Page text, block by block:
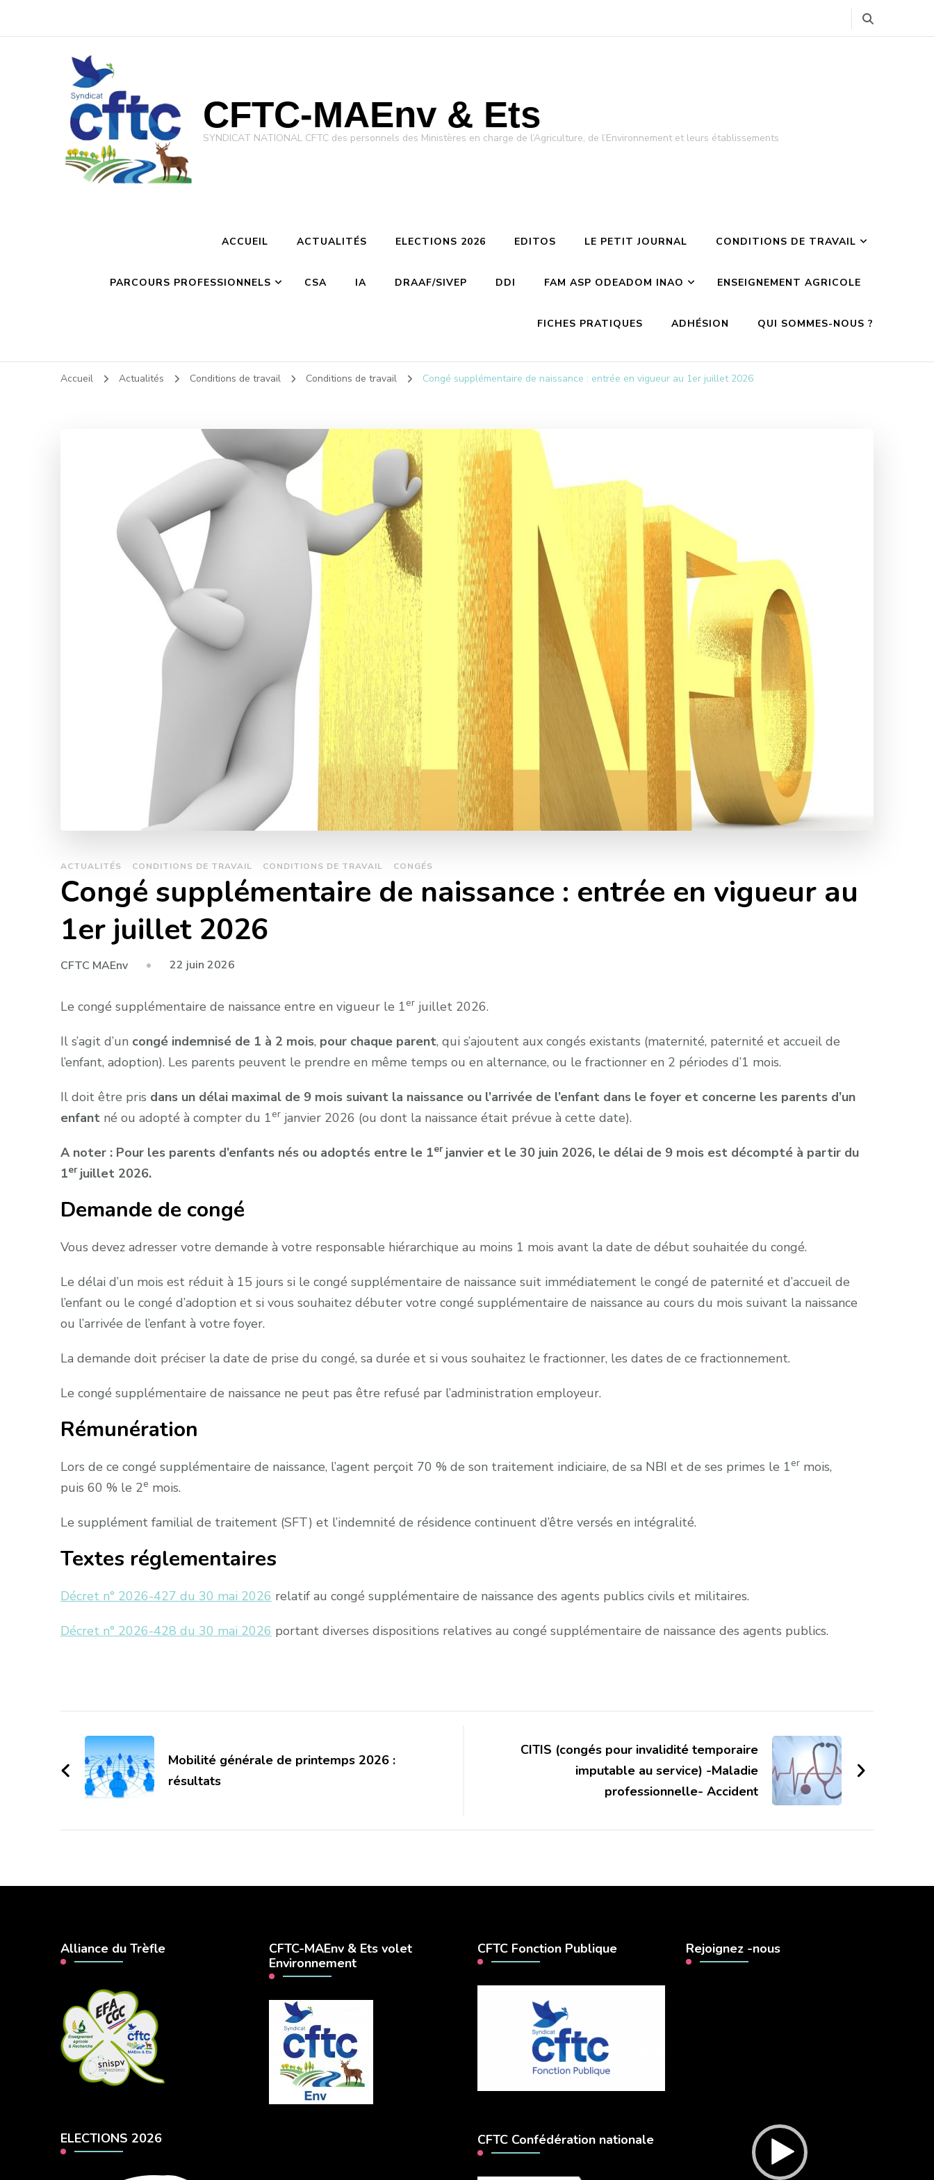
CFTC-MAEnv & Ets
SYNDICAT NATIONAL CFTC des personnels des Ministères en charge de l’Agriculture, de l’Environnement et leurs établissements
ACCUEIL ACTUALITÉS ELECTIONS 2026 EDITOS LE PETIT JOURNAL CONDITIONS DE TRAVAIL
PARCOURS PROFESSIONNELS CSA IA DRAAF/SIVEP DDI FAM ASP ODEADOM INAO ENSEIGNEMENT AGRICOLE
FICHES PRATIQUES ADHÉSION QUI SOMMES-NOUS ?
Accueil Actualités Conditions de travail Conditions de travail Congé supplémentaire de naissance : entrée en vigueur au 1er juillet 2026
ACTUALITÉS CONDITIONS DE TRAVAIL CONDITIONS DE TRAVAIL CONGÉS
Congé supplémentaire de naissance : entrée en vigueur au
1er juillet 2026
CFTC MAEnv 22 juin 2026
Le congé supplémentaire de naissance entre en vigueur le 1er juillet 2026.
Il s’agit d’un congé indemnisé de 1 à 2 mois, pour chaque parent, qui s’ajoutent aux congés existants (maternité, paternité et accueil de
l’enfant, adoption). Les parents peuvent le prendre en même temps ou en alternance, ou le fractionner en 2 périodes d’1 mois.
Il doit être pris dans un délai maximal de 9 mois suivant la naissance ou l’arrivée de l’enfant dans le foyer et concerne les parents d’un
enfant né ou adopté à compter du 1er janvier 2026 (ou dont la naissance était prévue à cette date).
A noter : Pour les parents d’enfants nés ou adoptés entre le 1er janvier et le 30 juin 2026, le délai de 9 mois est décompté à partir du
1er juillet 2026.
Demande de congé
Vous devez adresser votre demande à votre responsable hiérarchique au moins 1 mois avant la date de début souhaitée du congé.
Le délai d’un mois est réduit à 15 jours si le congé supplémentaire de naissance suit immédiatement le congé de paternité et d’accueil de
l’enfant ou le congé d’adoption et si vous souhaitez débuter votre congé supplémentaire de naissance au cours du mois suivant la naissance
ou l’arrivée de l’enfant à votre foyer.
La demande doit préciser la date de prise du congé, sa durée et si vous souhaitez le fractionner, les dates de ce fractionnement.
Le congé supplémentaire de naissance ne peut pas être refusé par l’administration employeur.
Rémunération
Lors de ce congé supplémentaire de naissance, l’agent perçoit 70 % de son traitement indiciaire, de sa NBI et de ses primes le 1er mois,
puis 60 % le 2e mois.
Le supplément familial de traitement (SFT) et l’indemnité de résidence continuent d’être versés en intégralité.
Textes réglementaires
Décret n° 2026-427 du 30 mai 2026 relatif au congé supplémentaire de naissance des agents publics civils et militaires.
Décret n° 2026-428 du 30 mai 2026 portant diverses dispositions relatives au congé supplémentaire de naissance des agents publics.
d'article
Mobilité générale de printemps 2026 :
résultats
CITIS (congés pour invalidité temporaire
imputable au service) -Maladie
professionnelle- Accident
Alliance du Trèfle
ELECTIONS 2026
CFTC-MAEnv & Ets volet
Environnement
CFTC Fonction Publique
CFTC Confédération nationale
Rejoignez -nous